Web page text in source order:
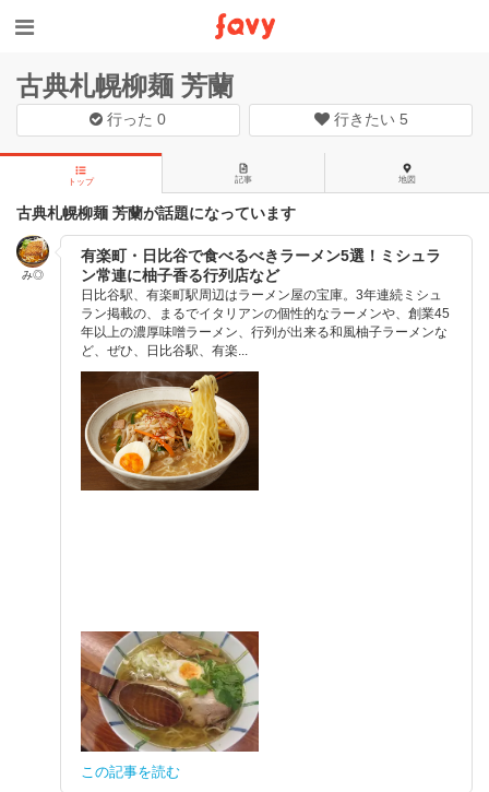
古典札幌柳麺 芳蘭
行った0 行きたい 5
トップ 記事 地図
古典札幌柳麺 芳蘭が話題になっています
み◎
有楽町・日比谷で食べるべきラーメン5選！ミシュラ
ン常連に柚子香る行列店など
日比谷駅、有楽町駅周辺はラーメン屋の宝庫。3年連続ミシュ
ラン掲載の、まるでイタリアンの個性的なラーメンや、創業45
年以上の濃厚味噌ラーメン、行列が出来る和風柚子ラーメンな
ど、ぜひ、日比谷駅、有楽...
この記事を読む